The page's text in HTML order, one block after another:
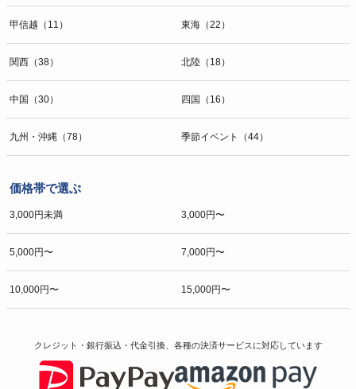
甲信越（11） 東海（22）
関西（38） 北陸（18）
中国（30） 四国（16）
九州・沖縄（78） 季節イベント（44）
価格帯で選ぶ
3,000円未満 3,000円〜
5,000円〜 7,000円〜
10,000円〜 15,000円〜
クレジット・銀行振込・代金引換、各種の決済サービスに対応しています